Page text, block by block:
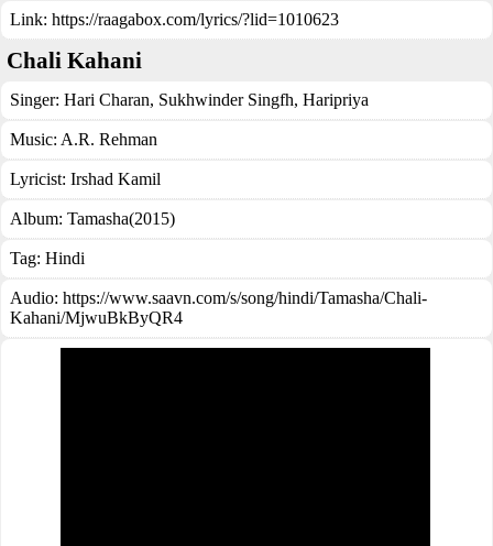
Link: https://raagabox.com/lyrics/?lid=1010623
Chali Kahani
Singer: Hari Charan, Sukhwinder Singfh, Haripriya
Music: A.R. Rehman
Lyricist: Irshad Kamil
Album: Tamasha(2015)
Tag: Hindi
Audio: https://www.saavn.com/s/song/hindi/Tamasha/Chali-
Kahani/MjwuBkByQR4